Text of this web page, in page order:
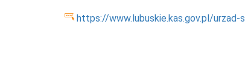
https://www.lubuskie.kas.gov.pl/urzad-